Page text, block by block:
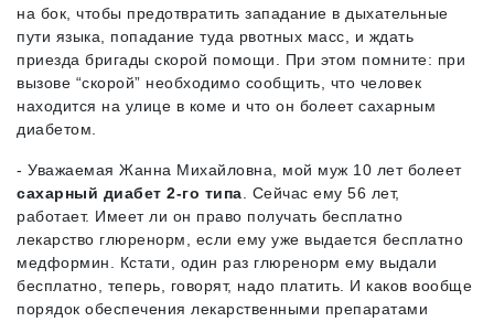
на бок, чтобы предотвратить западание в дыхательные
пути языка, попадание туда рвотных масс, и ждать
приезда бригады скорой помощи. При этом помните: при
вызове “скорой” необходимо сообщить, что человек
находится на улице в коме и что он болеет сахарным
диабетом.
- Уважаемая Жанна Михайловна, мой муж 10 лет болеет
сахарный диабет 2-го типа . Сейчас ему 56 лет,
работает. Имеет ли он право получать бесплатно
лекарство глюренорм, если ему уже выдается бесплатно
медформин. Кстати, один раз глюренорм ему выдали
бесплатно, теперь, говорят, надо платить. И каков вообще
порядок обеспечения лекарственными препаратами